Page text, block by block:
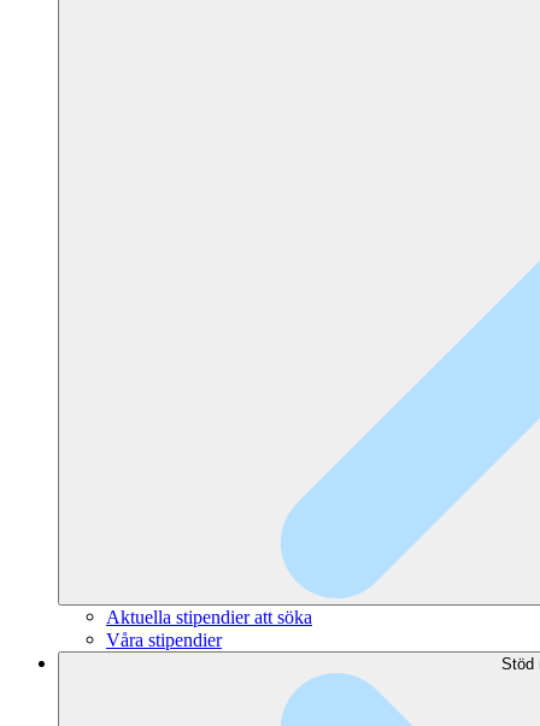
Aktuella stipendier att söka
Våra stipendier
Stöd